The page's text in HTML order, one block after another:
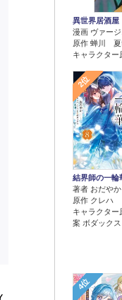
異世界居酒屋
漫画 ヴァー
原作 蝉川 夏
キャラクター
2位
結界師の一輪
著者 おだやか
原作 クレハ
キャラクター
案 ボダックス
4位